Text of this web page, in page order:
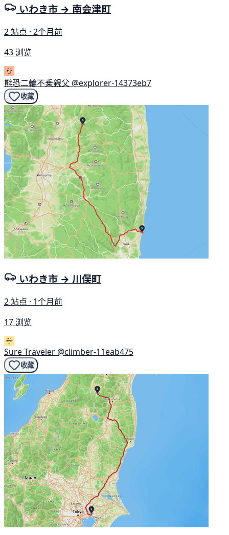
いわき市 → 南会津町
2 站点 · 2个月前
43 浏览
熊恐二輪不乗親父 @explorer-14373eb7
收藏
いわき市 → 川俣町
2 站点 · 1个月前
17 浏览
Sure Traveler @climber-11eab475
收藏